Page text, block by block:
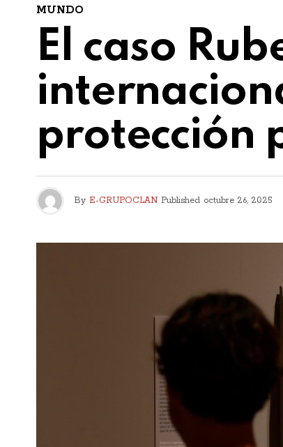
MUNDO
El caso
protección
By E-GRUPOCLAN Published octubre 26, 2025